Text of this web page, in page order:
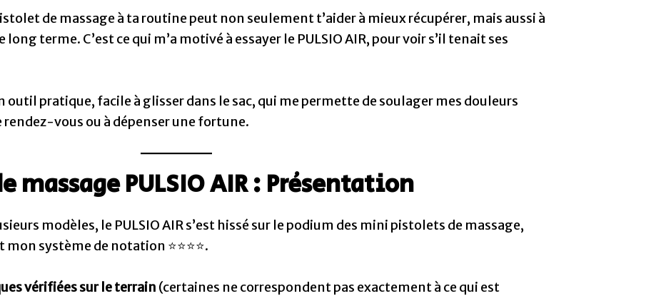
de massage à ta routine peut non seulement t’aider à mieux récupérer, mais aussi à
terme. C’est ce qui m’a motivé à essayer le PULSIO AIR, pour voir s’il tenait ses
pratique, facile à glisser dans le sac, qui me permette de soulager mes douleurs
rendez-vous ou à dépenser une fortune.
PULSIO AIR : Présentation
modèles, le PULSIO AIR s’est hissé sur le podium des mini pistolets de massage,
système de notation ⭐⭐⭐⭐.
vérifiées sur le terrain (certaines ne correspondent pas exactement à ce qui est